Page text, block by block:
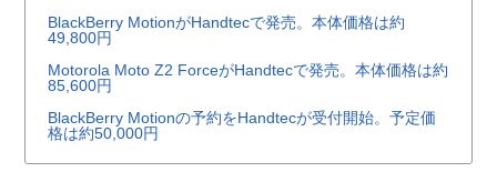
BlackBerry MotionがHandtecで発売。本体価格は約
49,800円
Motorola Moto Z2 ForceがHandtecで発売。本体価格は約
85,600円
BlackBerry Motionの予約をHandtecが受付開始。予定価
格は約50,000円